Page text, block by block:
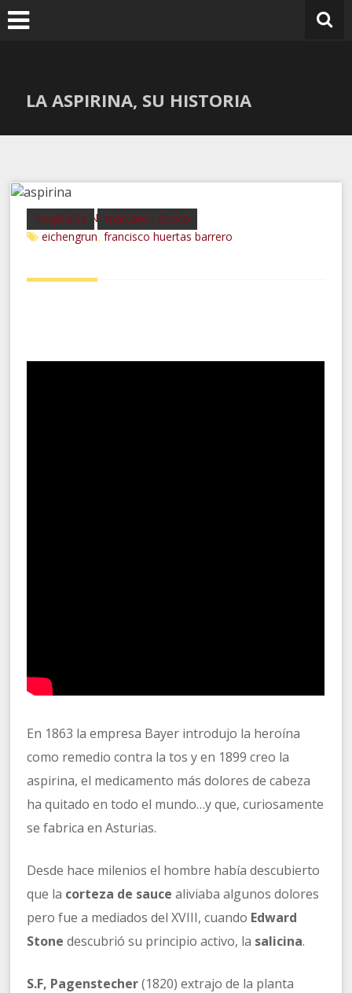
Ir
al
LA ASPIRINA, SU HISTORIA
hospitales marcaron época
BARCELONA MEMORY
eichengrun
,francisco huertas barrero
En 1863 la empresa Bayer introdujo la heroína
como remedio contra la tos y en 1899 creo la
aspirina, el medicamento más dolores de cabeza
ha quitado en todo el mundo…y que, curiosamente
se fabrica en Asturias.
Desde hace milenios el hombre había descubierto
que la corteza de sauce aliviaba algunos dolores
pero fue a mediados del XVIII, cuando Edward
Stone descubrió su principio activo, la salicina.
S.F, Pagenstecher(1820) extrajo de la planta